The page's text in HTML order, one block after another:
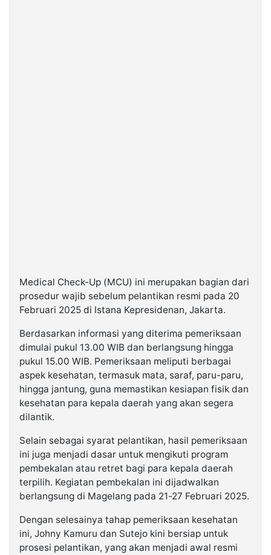
Medical Check-Up (MCU) ini merupakan bagian dari
prosedur wajib sebelum pelantikan resmi pada 20
Februari 2025 di Istana Kepresidenan, Jakarta.
Berdasarkan informasi yang diterima pemeriksaan
dimulai pukul 13.00 WIB dan berlangsung hingga
pukul 15.00 WIB. Pemeriksaan meliputi berbagai
aspek kesehatan, termasuk mata, saraf, paru-paru,
hingga jantung, guna memastikan kesiapan fisik dan
kesehatan para kepala daerah yang akan segera
dilantik.
Selain sebagai syarat pelantikan, hasil pemeriksaan
ini juga menjadi dasar untuk mengikuti program
pembekalan atau retret bagi para kepala daerah
terpilih. Kegiatan pembekalan ini dijadwalkan
berlangsung di Magelang pada 21-27 Februari 2025.
Dengan selesainya tahap pemeriksaan kesehatan
ini, Johny Kamuru dan Sutejo kini bersiap untuk
prosesi pelantikan, yang akan menjadi awal resmi